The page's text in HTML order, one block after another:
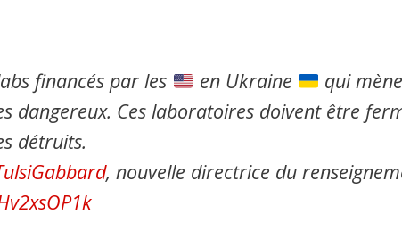
financés par les en Ukraine
qui
dangereux. Ces laboratoires doivent être
détruits.
, nouvelle directrice du